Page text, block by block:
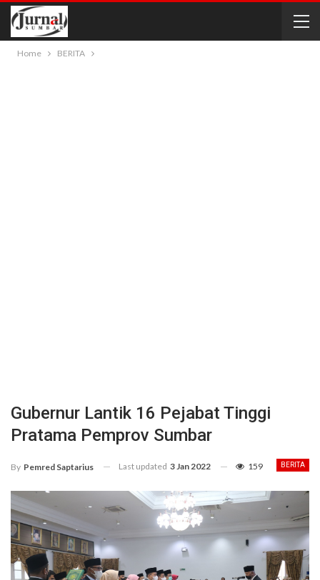
Home BERITA
Gubernur Lantik 16 Pejabat Tinggi
Pratama Pemprov Sumbar
BERITA
By Pemred Saptarius Last updated 3 Jan 2022 159